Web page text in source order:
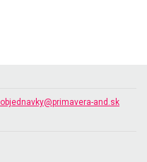
objednavky@primavera-and.sk